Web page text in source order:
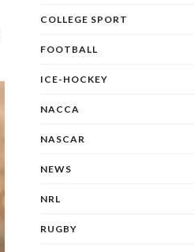
COLLEGE SPORT
FOOTBALL
ICE-HOCKEY
NACCA
NASCAR
NEWS
NRL
RUGBY